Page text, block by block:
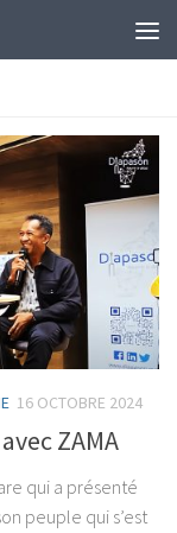
16 OCTOBRE 2024
ZAMA
qui a présenté
peuple qui s’est